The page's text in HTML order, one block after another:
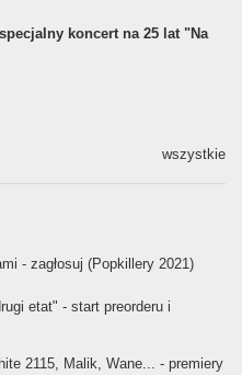
koncert na 25 lat "Na
wszystkie
- zagłosuj (Popkillery 2021)
etat" - start preorderu i
2115, Malik, Wane... - premiery